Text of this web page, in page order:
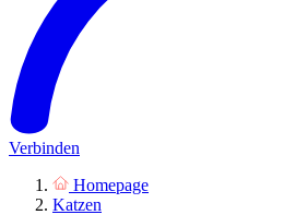
Verbinden
Homepage
Katzen